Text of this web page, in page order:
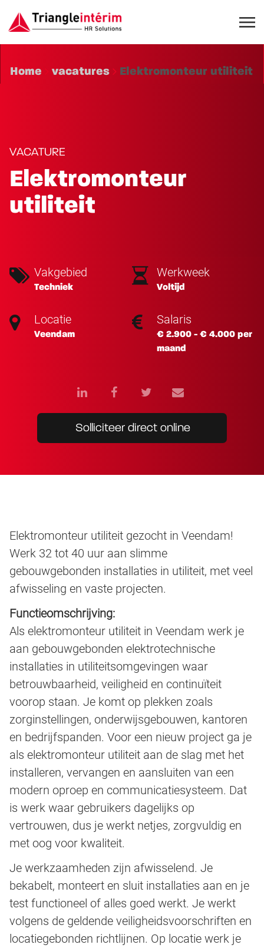
Home vacatures Elektromonteur utiliteit
VACATURE
Elektromonteur
utiliteit
Vakgebied
Techniek
Werkweek
Voltijd
Locatie
Veendam
Salaris
€ 2.900 - € 4.000 per
maand
Solliciteer direct online
Elektromonteur utiliteit gezocht in Veendam!
Werk 32 tot 40 uur aan slimme
gebouwgebonden installaties in utiliteit, met veel
afwisseling en vaste projecten.
Functieomschrijving:
Als elektromonteur utiliteit in Veendam werk je
aan gebouwgebonden elektrotechnische
installaties in utiliteitsomgevingen waar
betrouwbaarheid, veiligheid en continuïteit
voorop staan. Je komt op plekken zoals
zorginstellingen, onderwijsgebouwen, kantoren
en bedrijfspanden. Voor een nieuw project ga je
als elektromonteur utiliteit aan de slag met het
installeren, vervangen en aansluiten van een
modern oproep en communicatiesysteem. Dat
is werk waar gebruikers dagelijks op
vertrouwen, dus je werkt netjes, zorgvuldig en
met oog voor kwaliteit.
Je werkzaamheden zijn afwisselend. Je
bekabelt, monteert en sluit installaties aan en je
test functioneel of alles goed werkt. Je werkt
volgens de geldende veiligheidsvoorschriften en
locatiegebonden richtlijnen. Op locatie werk je